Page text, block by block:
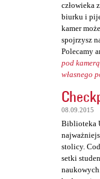
człowieka
biurku i
kamer
spojrzysz
Polecamy
pod
własnego
08.09.2015
Biblioteka
stolicy.
setki